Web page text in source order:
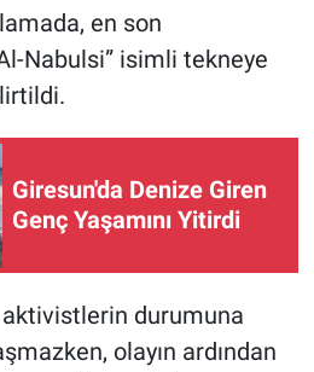
en son
Nabulsi” isimli tekneye
Giresun'da Denize Giren
Genç Yaşamını Yitirdi
durumuna
olayın ardından